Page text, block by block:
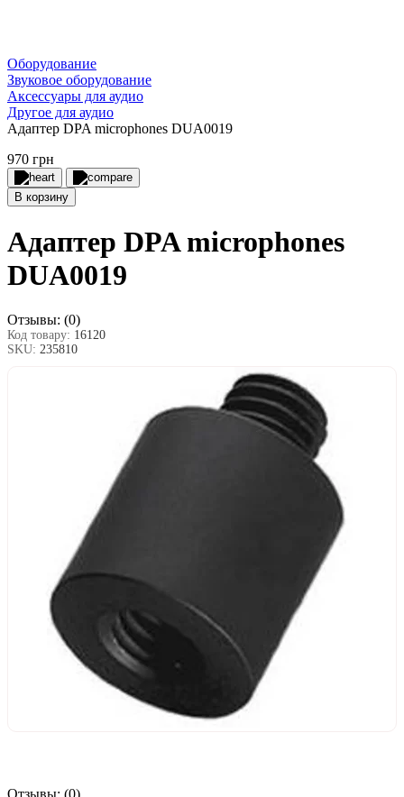
Оборудование
Звуковое оборудование
Аксессуары для аудио
Другое для аудио
Адаптер DPA microphones DUA0019
970 грн
В корзину
Адаптер DPA microphones
DUA0019
Отзывы: (0)
Код товару: 16120
SKU: 235810
Отзывы: (0)